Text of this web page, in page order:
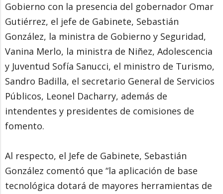
Gobierno con la presencia del gobernador Omar
Gutiérrez, el jefe de Gabinete, Sebastián
González, la ministra de Gobierno y Seguridad,
Vanina Merlo, la ministra de Niñez, Adolescencia
y Juventud Sofía Sanucci, el ministro de Turismo,
Sandro Badilla, el secretario General de Servicios
Públicos, Leonel Dacharry, además de
intendentes y presidentes de comisiones de
fomento.
Al respecto, el Jefe de Gabinete, Sebastián
González comentó que “la aplicación de base
tecnológica dotará de mayores herramientas de